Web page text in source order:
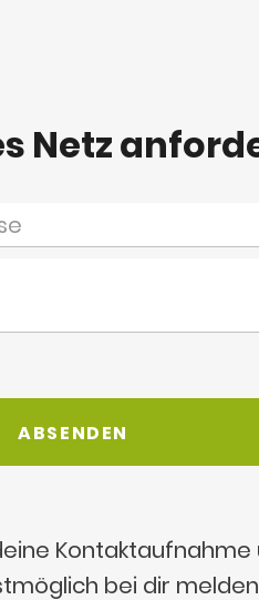
Netz
Kontaktaufnahme
bei dir